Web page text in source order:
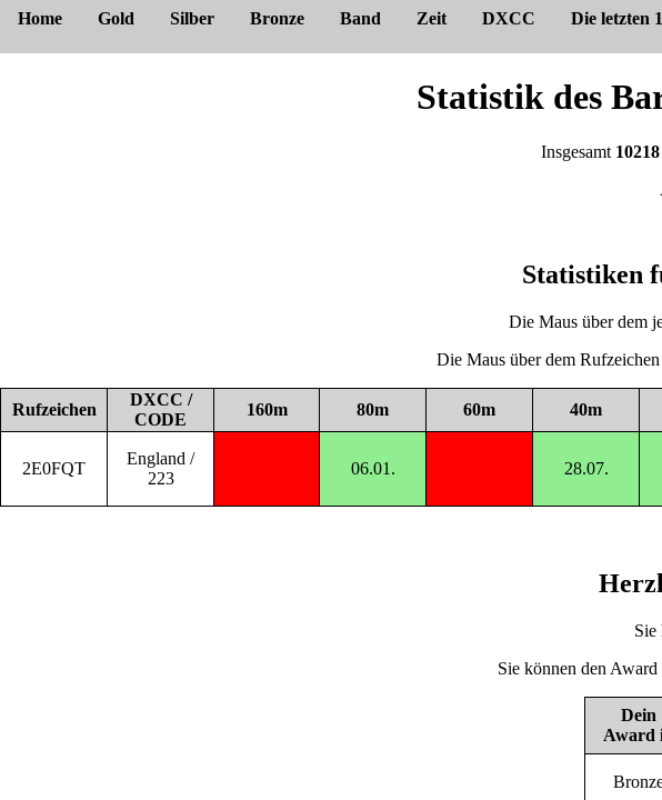
Home Gold Silber Bronze Band Zeit DXCC Die letzten
Statistik des
Insgesamt 10218
Statistiken
Die Maus über dem
Die Maus über dem
Rufzeichen
DXCC /
CODE
160m 80m 60m 40m
2E0FQT
England /
223
06.01. 28.07.
Sie
Sie können den
Dein
Award